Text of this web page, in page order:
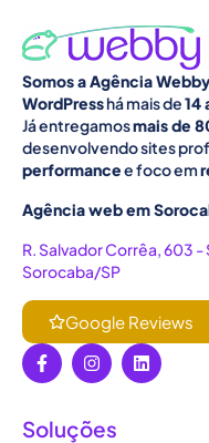
Somos a Agência Webby
WordPresshá mais de14
Já entregamosmais de
desenvolvendo sites
performancee foco em
Agência web em
R. Salvador Corrêa, 603 -
Sorocaba/SP
Google Reviews
Soluções